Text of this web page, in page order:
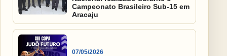
Campeonato Brasileiro Sub-15 em
Aracaju
07/05/2026